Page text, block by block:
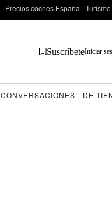
Precios coches España Turismo
SuscríbeteIniciar
CONVERSACIONES
DE